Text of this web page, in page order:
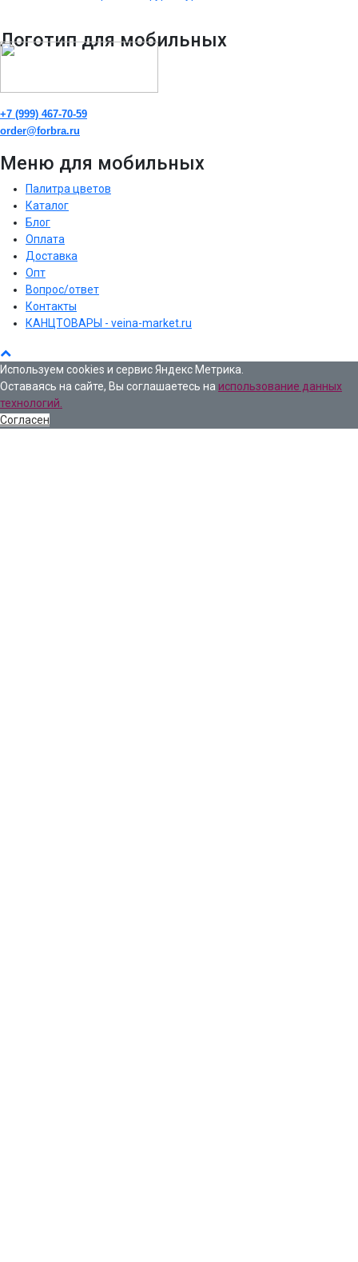
Логотип для мобильных
+7 (999) 467-70-59
order@forbra.ru
Меню для мобильных
Палитра цветов
Каталог
Блог
Оплата
Доставка
Опт
Вопрос/ответ
Контакты
КАНЦТОВАРЫ - veina-market.ru
Используем cookies и сервис Яндекс Метрика.
Оставаясь на сайте, Вы соглашаетесь на использование данных
технологий.
Согласен